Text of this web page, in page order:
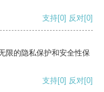
支持[0] 反对[0]
限的隐私保护和安全性保
支持[0] 反对[0]